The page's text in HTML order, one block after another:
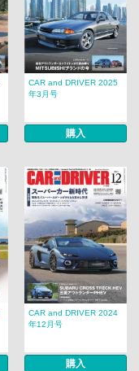
CAR and DRIVER 2025
年3月号
購入
CAR and DRIVER 2024
年12月号
購入